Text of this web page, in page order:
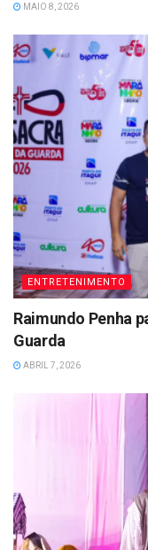
MAIO 8, 2026
ENTRETENIMENTO
Raimundo Penha
Guarda
ABRIL 7, 2026